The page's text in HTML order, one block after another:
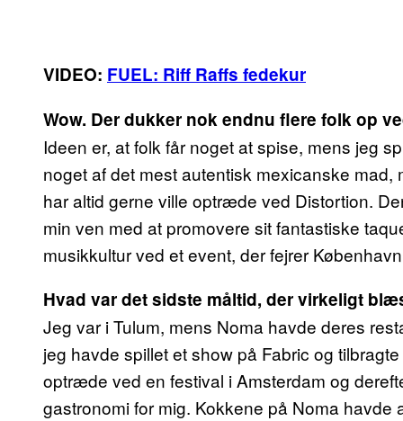
VIDEO: FUEL: Riff Raffs fedekur
Wow. Der dukker nok endnu flere folk op
Ideen er, at folk får noget at spise, mens jeg
noget af det mest autentisk mexicanske
har altid gerne ville optræde ved Distortion.
min ven med at promovere sit fantastiske
musikkultur ved et event, der fejrer
Hvad var det sidste måltid, der virkeligt
Jeg var i Tulum, mens Noma havde deres
jeg havde spillet et show på Fabric og
optræde ved en festival i Amsterdam og
gastronomi for mig. Kokkene på Noma